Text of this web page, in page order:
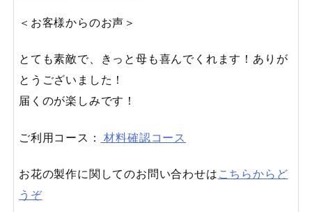
＜お客様からのお声＞
とても素敵で、きっと母も喜んでくれます！ありが
とうございました！
届くのが楽しみです！
ご利用コース： 材料確認コース
お花の製作に関してのお問い合わせはこちらからど
うぞ